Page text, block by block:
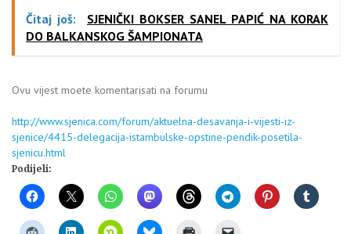
Čitaj još:
SJENIČKI BOKSER SANEL PAPIĆ NA KORAK
DO BALKANSKOG ŠAMPIONATA
Ovu vijest moete komentarisati na forumu
http://www.sjenica.com/forum/aktuelna-desavanja-i-vijesti-iz-
sjenice/4415-delegacija-istambulske-opstine-pendik-posetila-
sjenicu.html
Podijeli: